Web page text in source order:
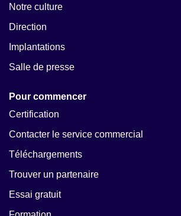
Notre culture
Direction
Implantations
Salle de presse
Pour commencer
Certification
Contacter le service commercial
Téléchargements
Trouver un partenaire
Essai gratuit